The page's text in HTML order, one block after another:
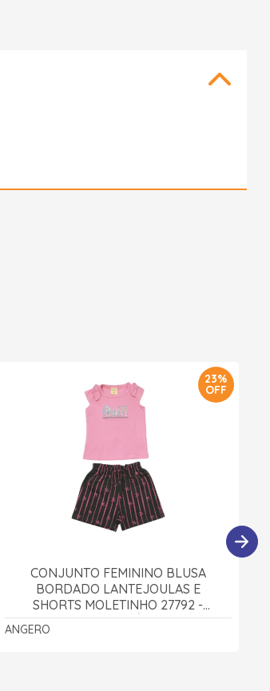
23%
OFF
CONJUNTO FEMININO BLUSA
BORDADO LANTEJOULAS E
SHORTS MOLETINHO 27792 -
ANGERÔ
ANGERO